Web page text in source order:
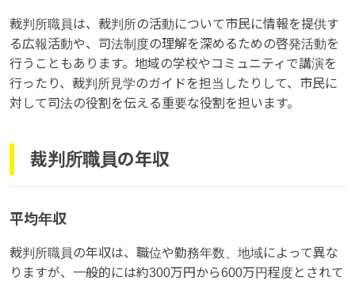
裁判所職員は、裁判所の活動について市民に情報を提供す
る広報活動や、司法制度の理解を深めるための啓発活動を
行うこともあります。地域の学校やコミュニティで講演を
行ったり、裁判所見学のガイドを担当したりして、市民に
対して司法の役割を伝える重要な役割を担います。
裁判所職員の年収
平均年収
裁判所職員の年収は、職位や勤務年数、地域によって異な
りますが、一般的には約300万円から600万円程度とされて